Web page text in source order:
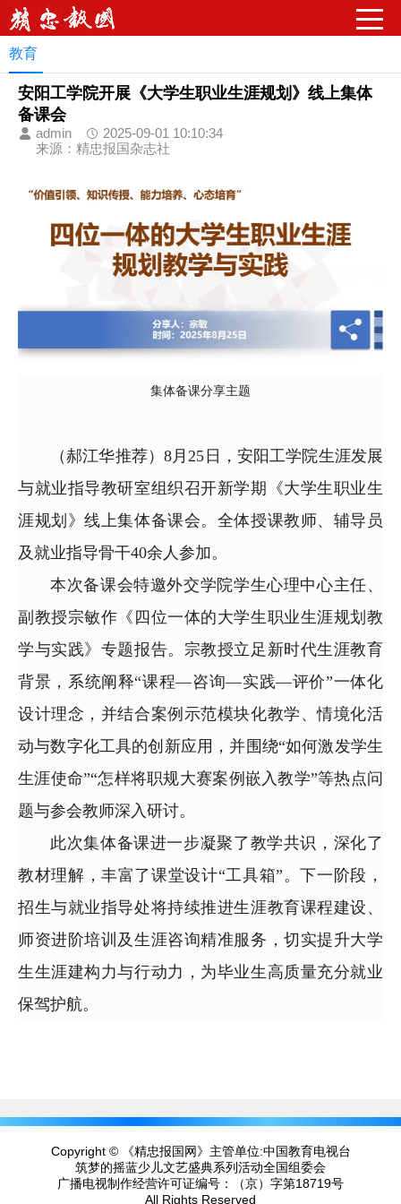
教育
安阳工学院开展《大学生职业生涯规划》线上集体
备课会
admin
2025-09-01 10:10:34
来源：精忠报国杂志社
集体备课分享主题
（郝江华推荐）8月25日，安阳工学院生涯发展
与就业指导教研室组织召开新学期《大学生职业生
涯规划》线上集体备课会。全体授课教师、辅导员
及就业指导骨干40余人参加。
本次备课会特邀外交学院学生心理中心主任、
副教授宗敏作《四位一体的大学生职业生涯规划教
学与实践》专题报告。宗教授立足新时代生涯教育
背景，系统阐释“课程—咨询—实践—评价”一体化
设计理念，并结合案例示范模块化教学、情境化活
动与数字化工具的创新应用，并围绕“如何激发学生
生涯使命”“怎样将职规大赛案例嵌入教学”等热点问
题与参会教师深入研讨。
此次集体备课进一步凝聚了教学共识，深化了
教材理解，丰富了课堂设计“工具箱”。下一阶段，
招生与就业指导处将持续推进生涯教育课程建设、
师资进阶培训及生涯咨询精准服务，切实提升大学
生生涯建构力与行动力，为毕业生高质量充分就业
保驾护航。
Copyright © 《精忠报国网》主管单位:中国教育电视台
筑梦的摇蓝少儿文艺盛典系列活动全国组委会
广播电视制作经营许可证编号：
（京）字第18719号
All Rights Reserved